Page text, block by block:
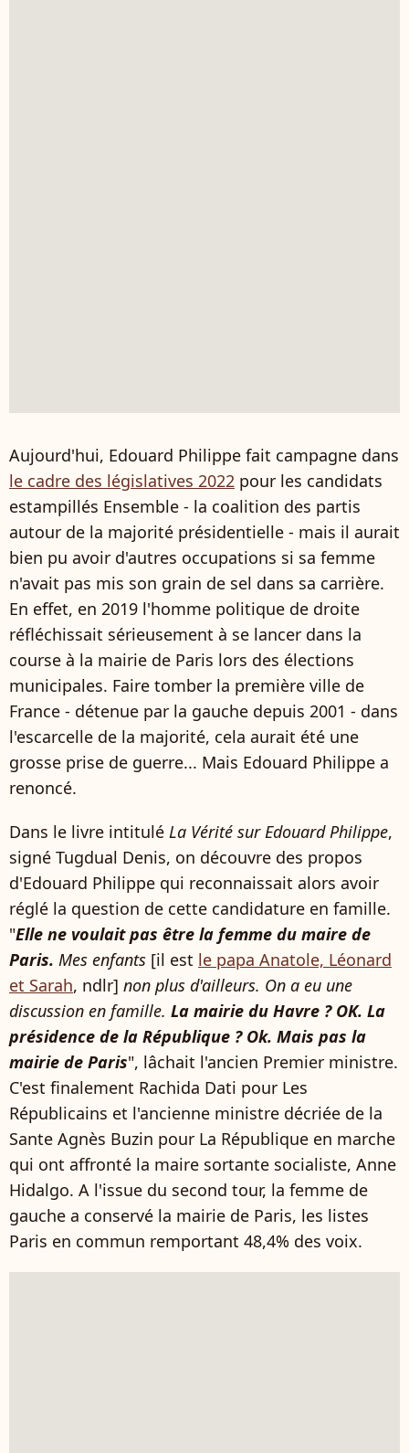
Aujourd'hui, Edouard Philippe fait campagne dans
le cadre des législatives 2022 pour les candidats
estampillés Ensemble - la coalition des partis
autour de la majorité présidentielle - mais il aurait
bien pu avoir d'autres occupations si sa femme
n'avait pas mis son grain de sel dans sa carrière.
En effet, en 2019 l'homme politique de droite
réfléchissait sérieusement à se lancer dans la
course à la mairie de Paris lors des élections
municipales. Faire tomber la première ville de
France - détenue par la gauche depuis 2001 - dans
l'escarcelle de la majorité, cela aurait été une
grosse prise de guerre... Mais Edouard Philippe a
renoncé.
Dans le livre intitulé La Vérité sur Edouard Philippe,
signé Tugdual Denis, on découvre des propos
d'Edouard Philippe qui reconnaissait alors avoir
réglé la question de cette candidature en famille.
"Elle ne voulait pas être la femme du maire de
Paris. Mes enfants [il est le papa Anatole, Léonard
et Sarah, ndlr] non plus d'ailleurs. On a eu une
discussion en famille. La mairie du Havre ? OK. La
présidence de la République ? Ok. Mais pas la
mairie de Paris", lâchait l'ancien Premier ministre.
C'est finalement Rachida Dati pour Les
Républicains et l'ancienne ministre décriée de la
Sante Agnès Buzin pour La République en marche
qui ont affronté la maire sortante socialiste, Anne
Hidalgo. A l'issue du second tour, la femme de
gauche a conservé la mairie de Paris, les listes
Paris en commun remportant 48,4% des voix.